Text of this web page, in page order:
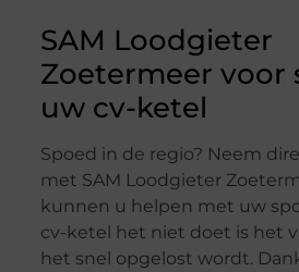
SAM Loodgieter
Zoetermeer voor
uw cv-ketel
Spoed in de regio? Neem
met SAM Loodgieter
kunnen u helpen met uw
cv-ketel het niet doet is het
het snel opgelost wordt.